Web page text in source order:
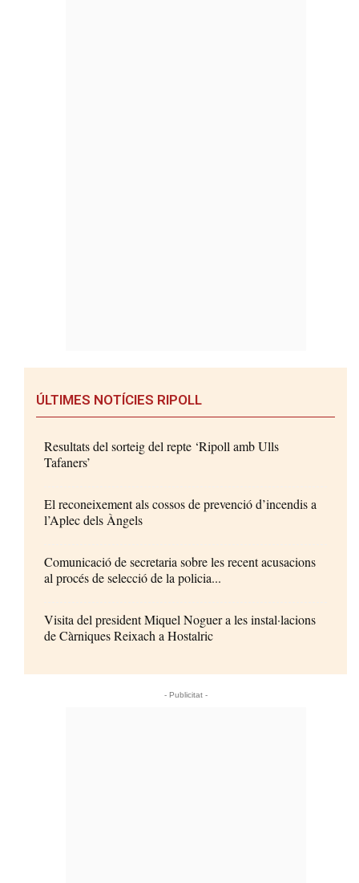
ÚLTIMES NOTÍCIES RIPOLL
Resultats del sorteig del repte ‘Ripoll amb Ulls
Tafaners’
El reconeixement als cossos de prevenció d’incendis a
l’Aplec dels Àngels
Comunicació de secretaria sobre les recent acusacions
al procés de selecció de la policia...
Visita del president Miquel Noguer a les instal·lacions
de Càrniques Reixach a Hostalric
- Publicitat -